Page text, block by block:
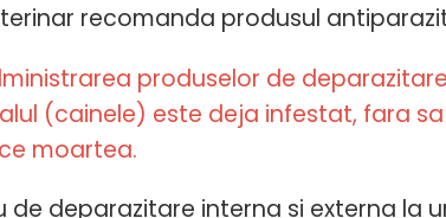
recomanda produsul
produselor de
(cainele) este deja infestat, fara
moartea.
de deparazitare interna si externa la